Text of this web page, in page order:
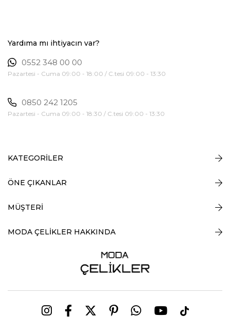
Yardıma mı ihtiyacın var?
0552 348 00 00
Pazartesi - Cuma 09:00 - 18:00 / C.tesi 09:00 - 13:30
0850 242 1205
Pazartesi - Cuma 09:00 - 18:30 / C.tesi 09:00 - 13:30
KATEGORİLER
ÖNE ÇIKANLAR
MÜŞTERİ
MODA ÇELİKLER HAKKINDA